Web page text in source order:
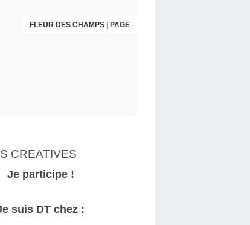
FLEUR DES CHAMPS | PAGE
CREATIVES
Je participe !
suis DT chez :